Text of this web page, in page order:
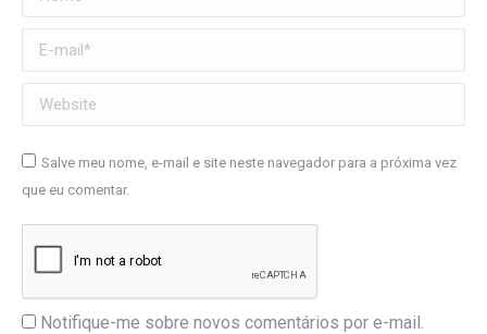
E-mail *
Website
Salve meu nome, e-mail e site neste navegador para a próxima vez
que eu comentar.
Notifique-me sobre novos comentários por e-mail.